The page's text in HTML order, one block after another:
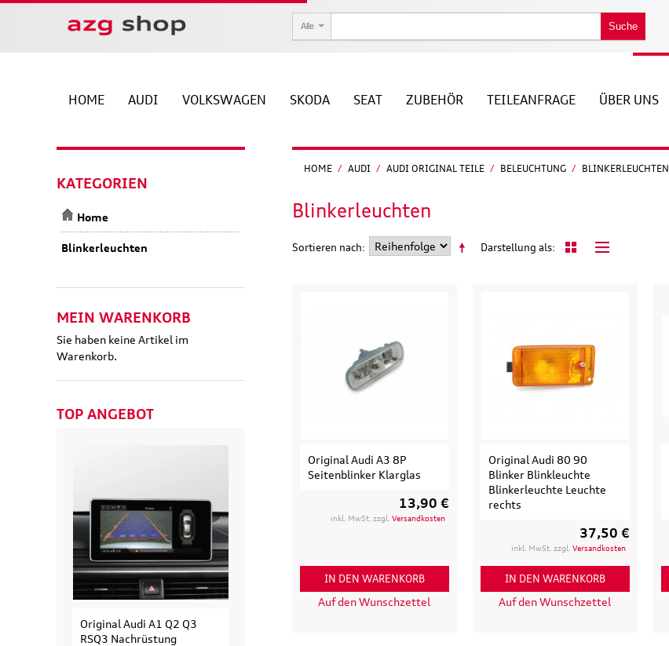
Alle Suche
HOME AUDI VOLKSWAGEN SKODA SEAT ZUBEHÖR TEILEANFRAGE ÜBER UNS
HOME / AUDI / AUDI ORIGINAL TEILE / BELEUCHTUNG / BLINKERLEUCHTEN
Blinkerleuchten
Darstellung als
Sortieren nach
Original Audi A3 8P
Seitenblinker Klarglas
13,90 €
inkl. MwSt. zzgl. Versandkosten
IN DEN WARENKORB
Auf den Wunschzettel
Original Audi 80 90
Blinker Blinkleuchte
Blinkerleuchte Leuchte
rechts
37,50 €
inkl. MwSt. zzgl. Versandkosten
IN DEN WARENKORB
Auf den Wunschzettel
KATEGORIEN
Home
Blinkerleuchten
MEIN WARENKORB
Sie haben keine Artikel im
Warenkorb.
TOP ANGEBOT
Original Audi A1 Q2 Q3
RSQ3 Nachrüstung